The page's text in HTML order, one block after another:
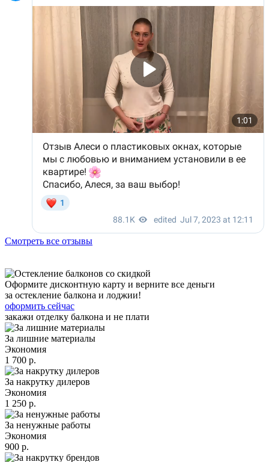
Смотреть все отзывы
Оформите дисконтную карту и верните все деньги
за остекление балкона и лоджии!
оформить сейчас
закажи отделку балкона и не плати
За лишние материалы
Экономия
1 700 р.
За накрутку дилеров
Экономия
1 250 р.
За ненужные работы
Экономия
900 р.